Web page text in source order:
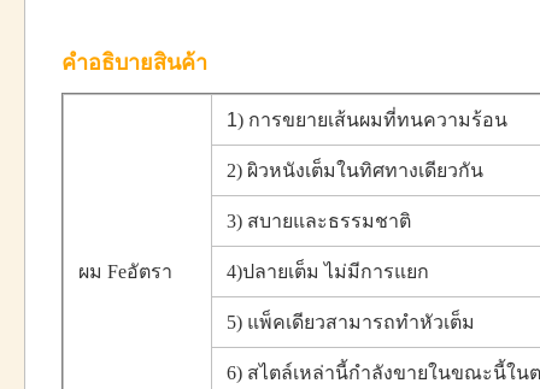
คําอธิบายสินค้า
ผม Feอัตรา
1) การขยายเส้นผมที่ทนความร้อน
2) ผิวหนังเต็มในทิศทางเดียวกัน
3) สบายและธรรมชาติ
4)ปลายเต็ม ไม่มีการแยก
5) แพ็คเดียวสามารถทําหัวเต็ม
6) สไตล์เหล่านี้กําลังขายในขณะนี้ใ